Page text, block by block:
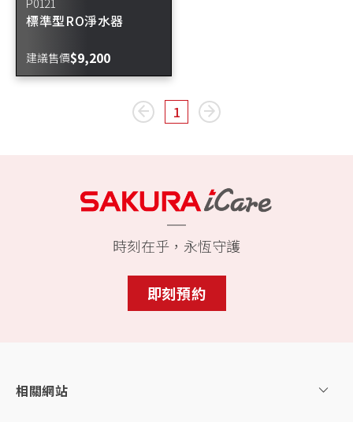
P0121
標準型RO淨水器
建議售價$9,200
page1You're on page
page
時刻在乎，永恆守護
即刻預約
相關網站